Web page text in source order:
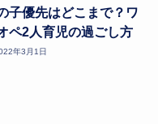
の子優先はどこまで？ワ
ペ2人育児の過ごし方
年3月1日